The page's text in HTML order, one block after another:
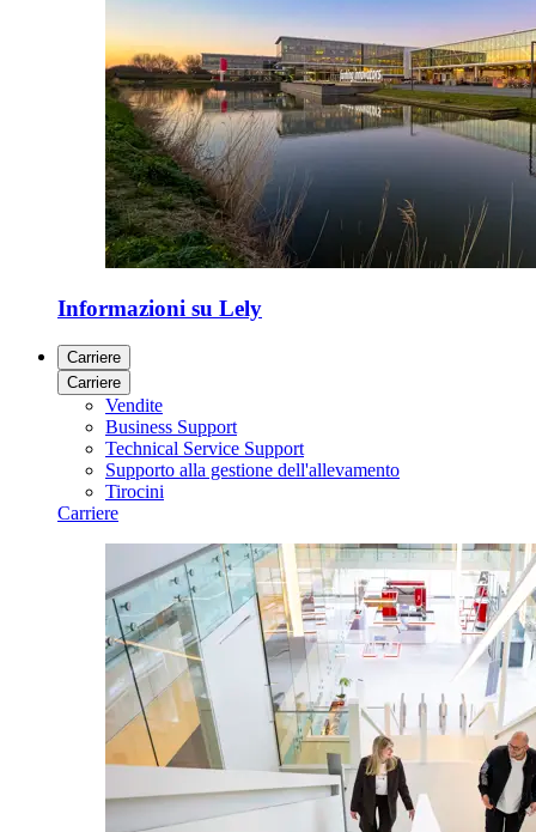
Informazioni su Lely
Carriere
Carriere
Vendite
Business Support
Technical Service Support
Supporto alla gestione dell'allevamento
Tirocini
Carriere